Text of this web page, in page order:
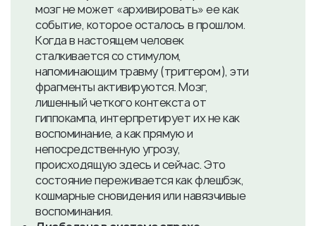
мозг не может «архивировать» ее как
событие, которое осталось в прошлом.
Когда в настоящем человек
сталкивается со стимулом,
напоминающим травму (триггером), эти
фрагменты активируются. Мозг,
лишенный четкого контекста от
гиппокампа, интерпретирует их не как
воспоминание, а как прямую и
непосредственную угрозу,
происходящую здесь и сейчас. Это
состояние переживается как флешбэк,
кошмарные сновидения или навязчивые
воспоминания.